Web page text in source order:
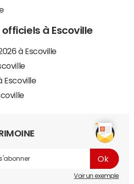
à Escoville
à Escoville
Escoville
Voir un exemple